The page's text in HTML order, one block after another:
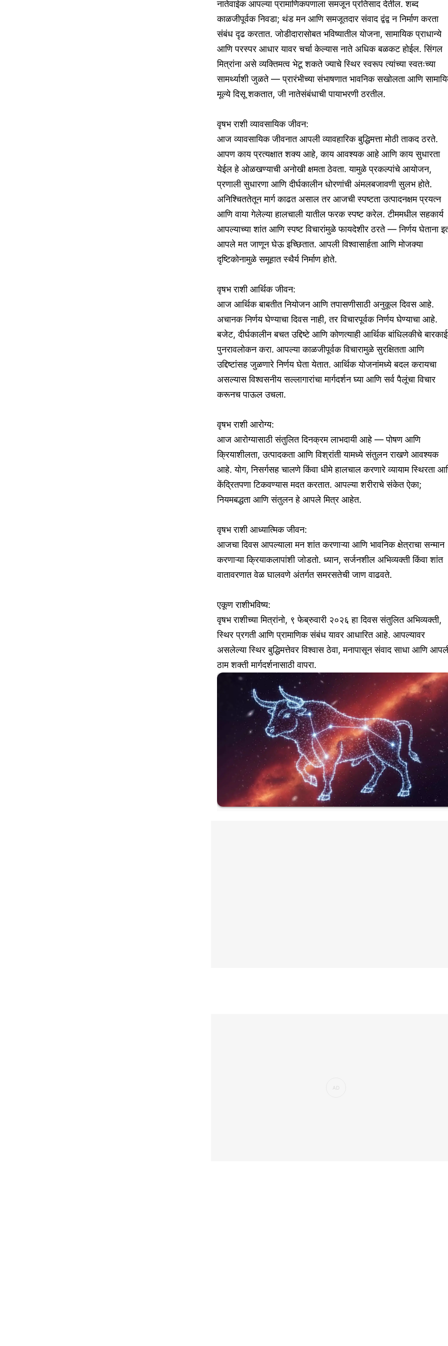
नातेवाईक आपल्या प्रामाणिकपणाला समजून प्रतिसाद देतील. शब्द
काळजीपूर्वक निवडा; थंड मन आणि समजूतदार संवाद द्वंद्व न निर्माण करता
संबंध दृढ करतात. जोडीदारासोबत भविष्यातील योजना, सामायिक प्राधान्ये
आणि परस्पर आधार यावर चर्चा केल्यास नाते अधिक बळकट होईल. सिंगल
मित्रांना असे व्यक्तिमत्व भेटू शकते ज्याचे स्थिर स्वरूप त्यांच्या स्वतःच्या
सामर्थ्याशी जुळते — प्रारंभीच्या संभाषणात भावनिक सखोलता आणि
मूल्ये दिसू शकतात, जी नातेसंबंधाची पायाभरणी ठरतील.
वृषभ राशी व्यावसायिक जीवन:
आज व्यावसायिक जीवनात आपली व्यावहारिक बुद्धिमत्ता मोठी ताकद ठरते.
आपण काय प्रत्यक्षात शक्य आहे, काय आवश्यक आहे आणि काय सुधारता
येईल हे ओळखण्याची अनोखी क्षमता ठेवता. यामुळे प्रकल्पांचे आयोजन,
प्रणाली सुधारणा आणि दीर्घकालीन धोरणांची अंमलबजावणी सुलभ होते.
अनिश्चिततेतून मार्ग काढत असाल तर आजची स्पष्टता उत्पादनक्षम प्रयत्न
आणि वाया गेलेल्या हालचाली यातील फरक स्पष्ट करेल. टीममधील सहकार्य
आपल्याच्या शांत आणि स्पष्ट विचारांमुळे फायदेशीर ठरते — निर्णय घेताना
आपले मत जाणून घेऊ इच्छितात. आपली विश्वासार्हता आणि मोजक्या
दृष्टिकोनामुळे समूहात स्थैर्य निर्माण होते.
वृषभ राशी आर्थिक जीवन:
आज आर्थिक बाबतीत नियोजन आणि तपासणीसाठी अनुकूल दिवस आहे.
अचानक निर्णय घेण्याचा दिवस नाही, तर विचारपूर्वक निर्णय घेण्याचा आहे.
बजेट, दीर्घकालीन बचत उद्दिष्टे आणि कोणत्याही आर्थिक बांधिलकीचे
पुनरावलोकन करा. आपल्या काळजीपूर्वक विचारामुळे सुरक्षितता आणि
उद्दिष्टांसह जुळणारे निर्णय घेता येतात. आर्थिक योजनांमध्ये बदल करायचा
असल्यास विश्वसनीय सल्लागारांचा मार्गदर्शन घ्या आणि सर्व पैलूंचा विचार
करूनच पाऊल उचला.
वृषभ राशी आरोग्य:
आज आरोग्यासाठी संतुलित दिनक्रम लाभदायी आहे — पोषण आणि
क्रियाशीलता, उत्पादकता आणि विश्रांती यामध्ये संतुलन राखणे आवश्यक
आहे. योग, निसर्गसह चालणे किंवा धीमे हालचाल करणारे व्यायाम स्थिरता
केंद्रितपणा टिकवण्यास मदत करतात. आपल्या शरीराचे संकेत ऐका;
नियमबद्धता आणि संतुलन हे आपले मित्र आहेत.
वृषभ राशी आध्यात्मिक जीवन:
आजचा दिवस आपल्याला मन शांत करणाऱ्या आणि भावनिक क्षेत्राचा सन्मान
करणाऱ्या क्रियाकलापांशी जोडतो. ध्यान, सर्जनशील अभिव्यक्ती किंवा शांत
वातावरणात वेळ घालवणे अंतर्गत समरसतेची जाण वाढवते.
एकूण राशीभविष्य:
वृषभ राशीच्या मित्रांनो, ९ फेब्रुवारी २०२६ हा दिवस संतुलित अभिव्यक्ती,
स्थिर प्रगती आणि प्रामाणिक संबंध यावर आधारित आहे. आपल्यावर
असलेल्या स्थिर बुद्धिमत्तेवर विश्वास ठेवा, मनापासून संवाद साधा आणि
ठाम शक्ती मार्गदर्शनासाठी वापरा.